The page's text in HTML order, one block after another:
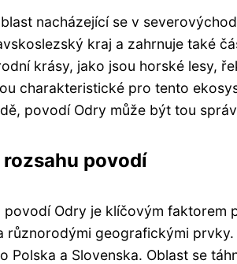
nacházející se v
kraj a zahrnuje také
krásy, jako jsou horské lesy,
charakteristické pro tento
povodí Odry může být tou
povodí
Odry je klíčovým faktorem
různorodými geografickými
Polska a Slovenska. Oblast se